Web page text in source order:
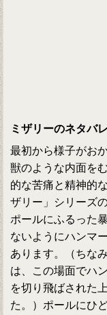
ミザリーのネタバ
最初から様子がお
獣のような内面を
的な苦痛と精神的
ザリー」シリーズ
ポールにふるった
ないようにハンマ
あります。（ちな
は、この場面でハ
を切り飛ばされた
た。）ポールにひ